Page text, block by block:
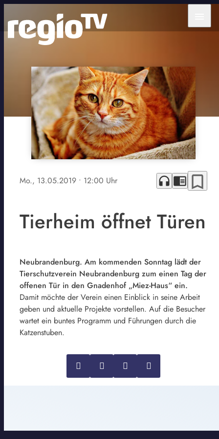
Mo., 13.05.2019 • 12:00 Uhr headphones chrome_reader_mode bookmark_border
Tierheim öffnet Türen
Neubrandenburg. Am kommenden Sonntag lädt der
Tierschutzverein Neubrandenburg zum einen Tag der
offenen Tür in den Gnadenhof „Miez-Haus“ ein.
Damit möchte der Verein einen Einblick in seine Arbeit
geben und aktuelle Projekte vorstellen. Auf die Besucher
wartet ein buntes Programm und Führungen durch die
Katzenstuben.